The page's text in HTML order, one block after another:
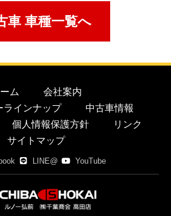
車 車種一覧へ
ム
会社案内
ラインナップ
中古車情報
個人情報保護方針
リンク
サイトマップ
LINE@ YouTube